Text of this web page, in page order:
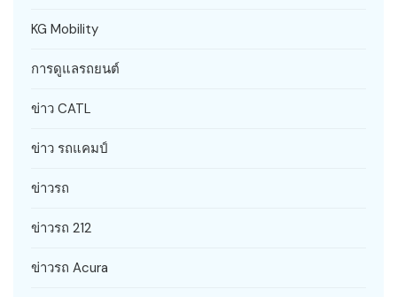
KG Mobility
การดูแลรถยนต์
ข่าว CATL
ข่าว รถแคมป์
ข่าวรถ
ข่าวรถ 212
ข่าวรถ Acura